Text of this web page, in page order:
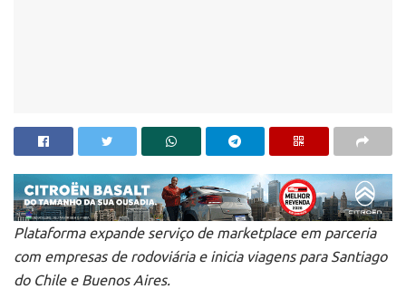
Plataforma expande serviço de marketplace em parceria
com empresas de rodoviária e inicia viagens para Santiago
do Chile e Buenos Aires.